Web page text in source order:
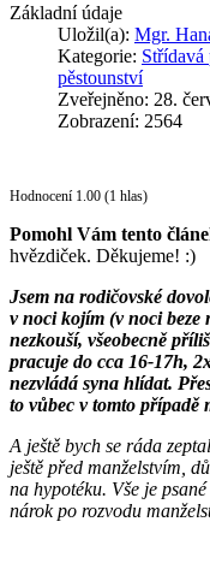
Základní údaje
Uložil(a): Mgr.
Kategorie: Střídavá
pěstounství
Zveřejněno: 28.
Zobrazení: 2564
Hodnocení 1.00 (1 hlas)
Pomohl Vám tento
hvězdiček. Děkujeme! :)
Jsem na rodičovské
v noci kojím (v noci beze
nezkouší, všeobecně
pracuje do cca 16-17h,
nezvládá syna hlídat.
to vůbec v tomto případě
A ještě bych se ráda
ještě před manželstvím,
na hypotéku. Vše je
nárok po rozvodu